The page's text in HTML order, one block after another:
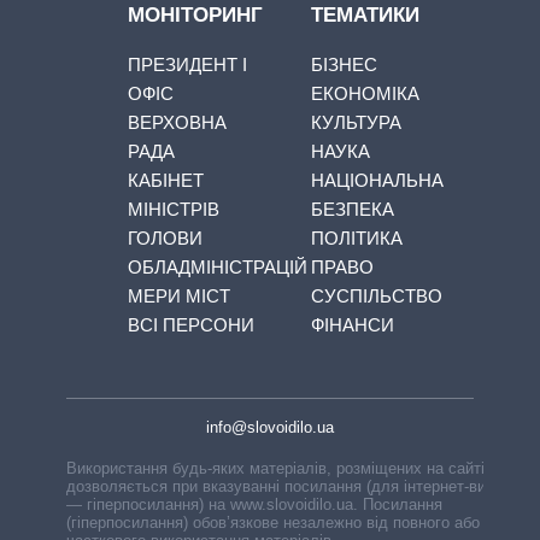
МОНІТОРИНГ
ПРЕЗИДЕНТ І
ОФІС
ВЕРХОВНА
РАДА
КАБІНЕТ
МІНІСТРІВ
ГОЛОВИ
ОБЛАДМІНІСТРАЦІЙ
МЕРИ МІСТ
ВСІ ПЕРСОНИ
ТЕМАТИКИ
БІЗНЕС
ЕКОНОМІКА
КУЛЬТУРА
НАУКА
НАЦІОНАЛЬНА
БЕЗПЕКА
ПОЛІТИКА
ПРАВО
СУСПІЛЬСТВО
ФІНАНСИ
info@slovoidilo.ua
Використання будь-яких матеріалів, розміщених на сайті,
дозволяється при вказуванні посилання (для інтернет-видань
— гіперпосилання) на www.slovoidilo.ua. Посилання
(гіперпосилання) обов’язкове незалежно від повного або